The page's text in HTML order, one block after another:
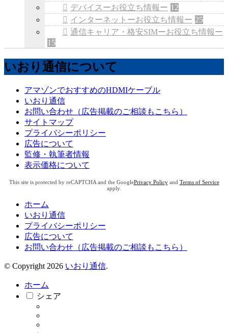
デバイスーお役立ち情報ー 12
インターネットーお役立ち情報ー 25
通信キャリア・格安SIMーお役立ち情報ー
15
いおり通信について
アマゾンでおすすめのHDMIケーブル
いおり通信
お問い合わせ（広告掲載のご相談もこちら）
サイトマップ
プライバシーポリシー
広告について
監修・執筆者情報
表示価格について
This site is protected by reCAPTCHA and the GooglePrivacy Policyand Terms of Service
apply.
ホーム
いおり通信
プライバシーポリシー
広告について
お問い合わせ（広告掲載のご相談もこちら）
© Copyright 2026 いおり通信.
ホーム
シェア